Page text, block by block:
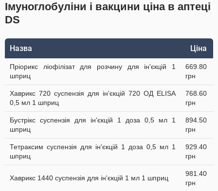
Імуноглобуліни і вакцини ціна в аптеці
DS
Назва Ціна
Пріорикс ліофілізат для розчину для ін'єкцій 1
шприц
669.80
грн
Хаврикс 720 суспензія для ін'єкцій 720 ОД ELISA
0,5 мл 1 шприц
768.60
грн
Бустрікс суспензія для ін'єкцій 1 доза 0,5 мл 1
шприц
894.50
грн
Тетраксим суспензія для ін'єкцій 1 доза 0,5 мл 1
шприц
929.40
грн
Хаврикс 1440 суспензія для ін'єкцій 1 мл 1 шприц
981.40
грн